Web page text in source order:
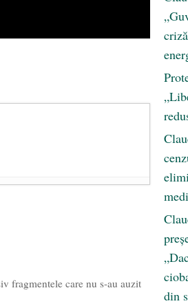
Iași
fragmentele care nu s-au auzit
din